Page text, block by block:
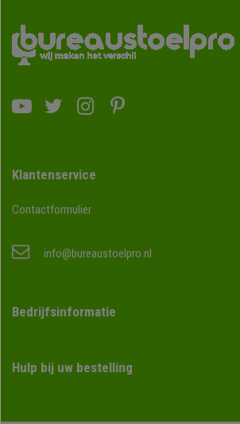
Klantenservice
Contactformulier
info@bureaustoelpro.nl
Bedrijfsinformatie
Hulp bij uw bestelling